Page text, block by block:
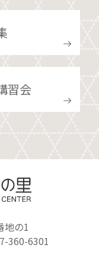
習会
地の1
360-6301